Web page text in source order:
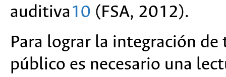
auditiva10 (FSA, 2012).
Para lograr la integración
público es necesario una